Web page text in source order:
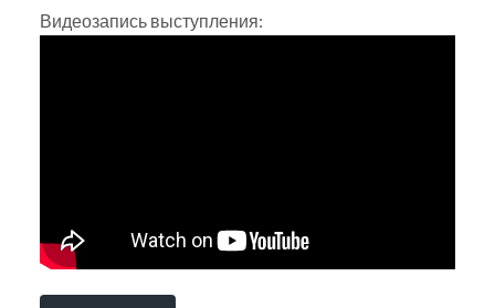
Видеозапись выступления: